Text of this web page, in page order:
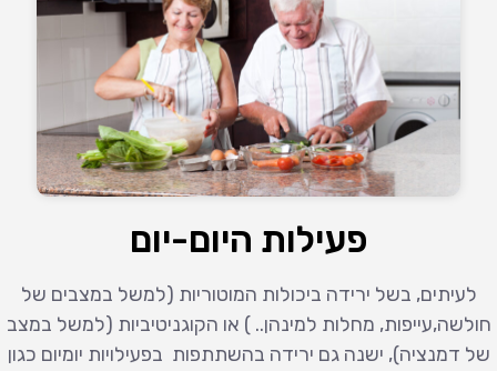
פעילות היום-יום
לעיתים, בשל ירידה ביכולות המוטוריות (למשל במצבים של
חולשה,עייפות, מחלות למינהן.. ) או הקוגניטיביות (למשל במצב
של דמנציה), ישנה גם ירידה בהשתתפות בפעילויות יומיום כגון